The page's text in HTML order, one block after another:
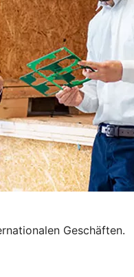
Geschäften.